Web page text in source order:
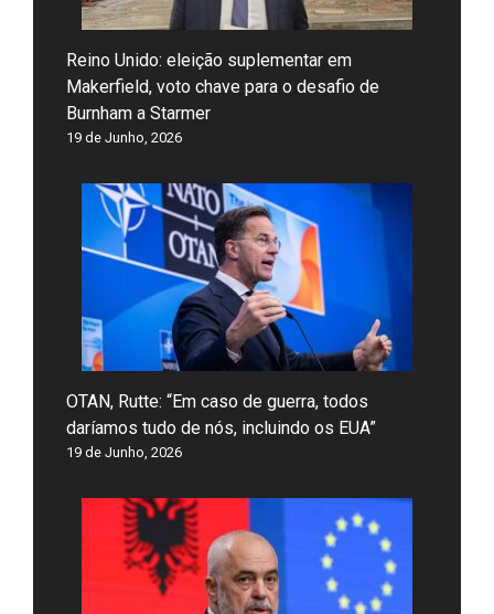
Reino Unido: eleição suplementar em
Makerfield, voto chave para o desafio de
Burnham a Starmer
19 de Junho, 2026
OTAN, Rutte: “Em caso de guerra, todos
daríamos tudo de nós, incluindo os EUA”
19 de Junho, 2026